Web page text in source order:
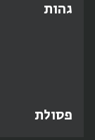
גהות
פסולת